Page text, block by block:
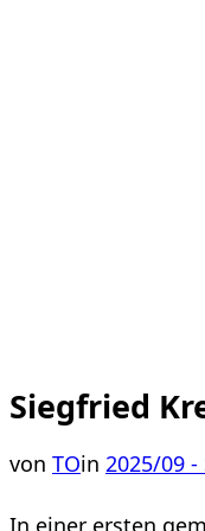
Siegfried
von TOin 2025/09